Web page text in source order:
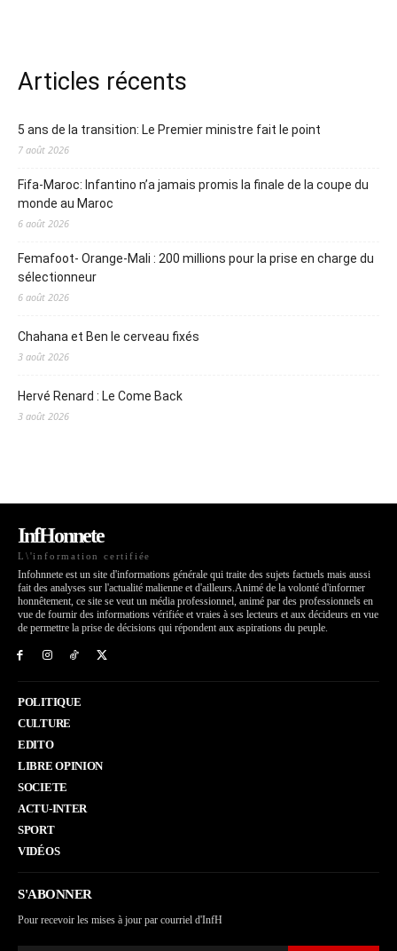
Articles récents
5 ans de la transition: Le Premier ministre fait le point
7 août 2026
Fifa-Maroc: Infantino n’a jamais promis la finale de la coupe du
monde au Maroc
6 août 2026
Femafoot- Orange-Mali : 200 millions pour la prise en charge du
sélectionneur
6 août 2026
Chahana et Ben le cerveau fixés
3 août 2026
Hervé Renard : Le Come Back
3 août 2026
InfHonnete
L\'information certifiée
Infohnnete est un site d'informations générale qui traite des sujets factuels mais aussi
fait des analyses sur l'actualité malienne et d'ailleurs.Animé de la volonté d'informer
honnêtement, ce site se veut un média professionnel, animé par des professionnels en
vue de fournir des informations vérifiée et vraies à ses lecteurs et aux décideurs en vue
de permettre la prise de décisions qui répondent aux aspirations du peuple.
POLITIQUE
CULTURE
EDITO
LIBRE OPINION
SOCIETE
ACTU-INTER
SPORT
VIDÉOS
S'ABONNER
Pour recevoir les mises à jour par courriel d'InfH